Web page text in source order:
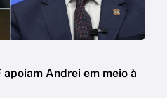
Andrei em meio à